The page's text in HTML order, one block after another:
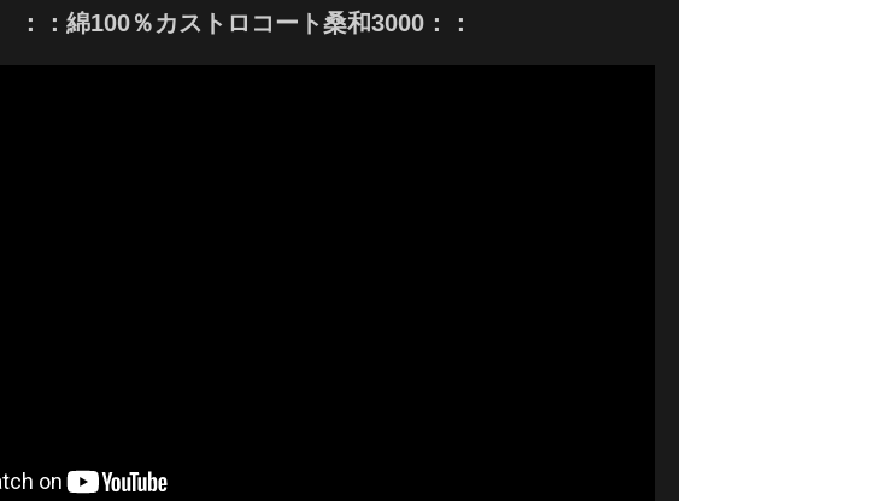
：：綿100％カストロコート桑和3000：：